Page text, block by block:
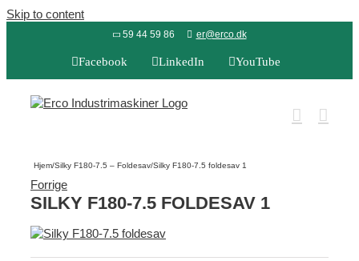
Skip to content
59 44 59 86 er@erco.dk
Facebook LinkedIn YouTube
Hjem/Silky F180-7.5 – Foldesav/Silky F180-7.5 foldesav 1
Forrige
SILKY F180-7.5 FOLDESAV 1